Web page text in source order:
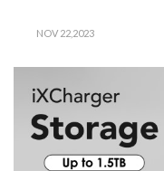
NOV 22,2023